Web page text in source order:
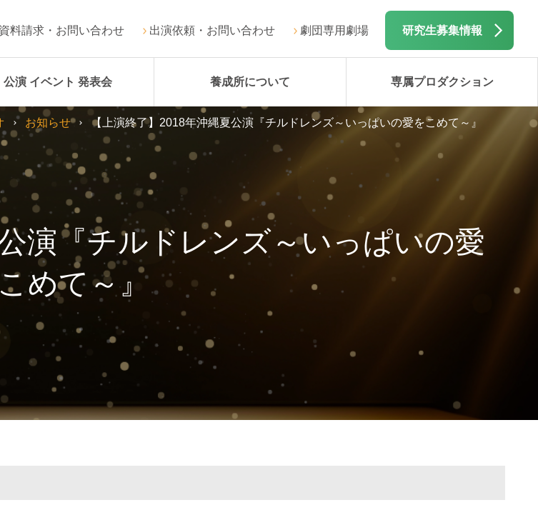
資料請求・お問い合わせ 出演依頼・お問い合わせ 劇団専用劇場 研究生募集情報
公演 イベント 発表会 養成所について 専属プロダクション
演『チルドレンズ～いっぱいの愛
めて～』
お知らせ 【上演終了】2018年沖縄夏公演『チルドレンズ～いっぱいの愛をこめて～』